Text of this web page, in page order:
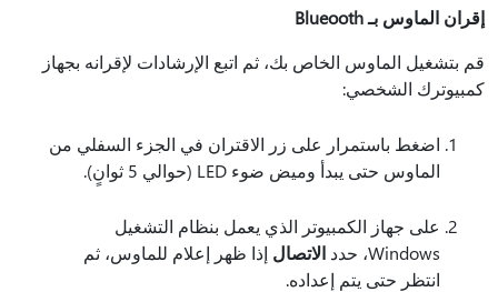
إقران الماوس بـ Blueooth
قم بتشغيل الماوس الخاص بك، ثم اتبع الإرشادات لإقرانه بجهاز
كمبيوترك الشخصي:
اضغط باستمرار على زر الاقتران في الجزء السفلي من
الماوس حتى يبدأ وميض ضوء LED (حوالي 5 ثوانٍ).
على جهاز الكمبيوتر الذي يعمل بنظام التشغيل
Windows، حدد
الاتصال إذا ظهر إعلام للماوس، ثم
انتظر حتى يتم إعداده.